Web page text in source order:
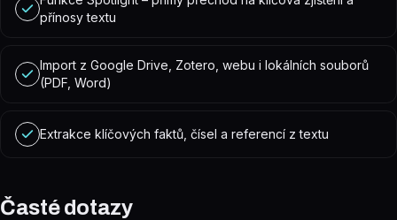
přínosy textu
Import z Google Drive, Zotero, webu i lokálních souborů
(PDF, Word)
Extrakce klíčových faktů, čísel a referencí z textu
Časté dotazy